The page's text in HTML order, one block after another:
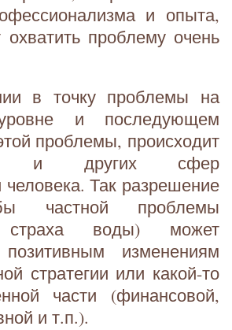
и опыта,
охватить проблему очень
в точку проблемы на
и последующем
проблемы, происходит
и других сфер
человека. Так разрешение
частной проблемы
страха воды) может
изменениям
стратегии или какой-то
части (финансовой,
и т.п.).